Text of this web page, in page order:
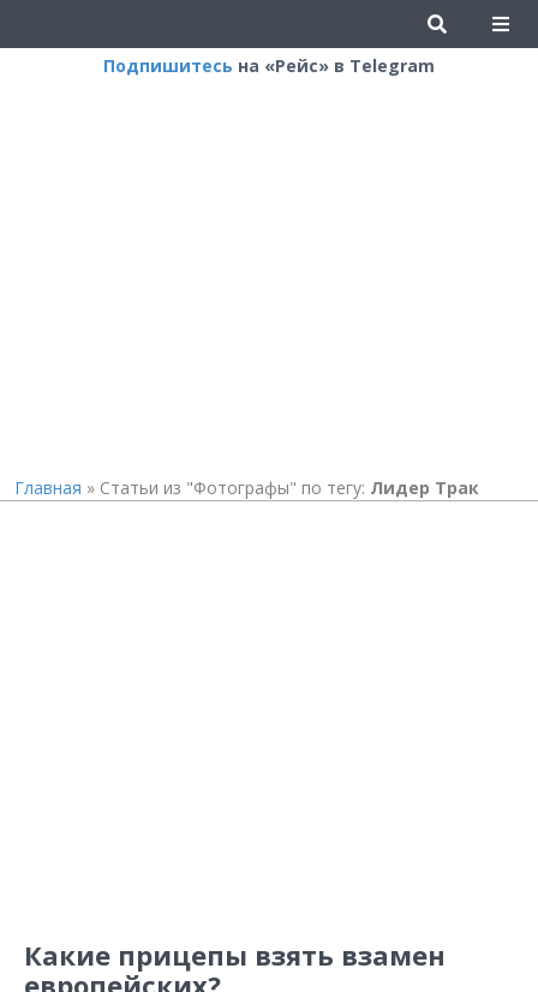
Подпишитесь на «Рейс» в Telegram
Главная » Статьи из "Фотографы" по тегу: Лидер Трак
Какие прицепы взять взамен
европейских?